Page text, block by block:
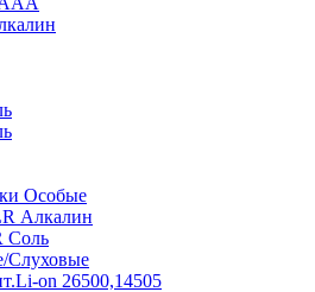
Особые
Алкалин
Соль
Слуховые
on 26500,14505